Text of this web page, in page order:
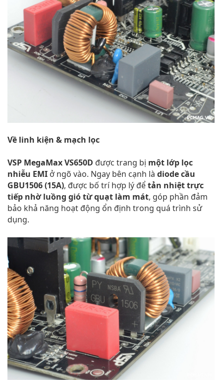
Về linh kiện & mạch lọc
VSP MegaMax VS650D được trang bị một lớp lọc
nhiễu EMI ở ngõ vào. Ngay bên cạnh là diode cầu
GBU1506 (15A), được bố trí hợp lý đểtản nhiệt trực
tiếp nhờ luồng gió từ quạt làm mát, góp phần đảm
bảo khả năng hoạt động ổn định trong quá trình sử
dụng.